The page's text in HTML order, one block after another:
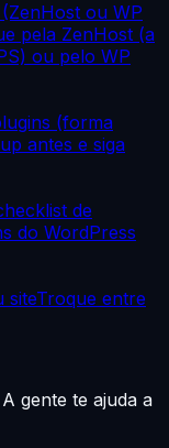
ou WP
pela ZenHost (a
ou pelo WP
(forma
antes e siga
de
do WordPress
siteTroque entre
gente te ajuda a